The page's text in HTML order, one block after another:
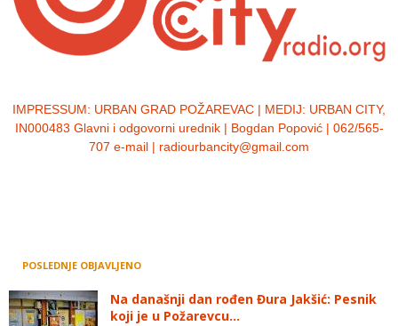
IMPRESSUM: URBAN GRAD POŽAREVAC | MEDIJ: URBAN CITY,
IN000483 Glavni i odgovorni urednik | Bogdan Popović | 062/565-
707 e-mail | radiourbancity@gmail.com
POSLEDNJE OBJAVLJENO
Na današnji dan rođen Đura Jakšić: Pesnik
koji je u Požarevcu...